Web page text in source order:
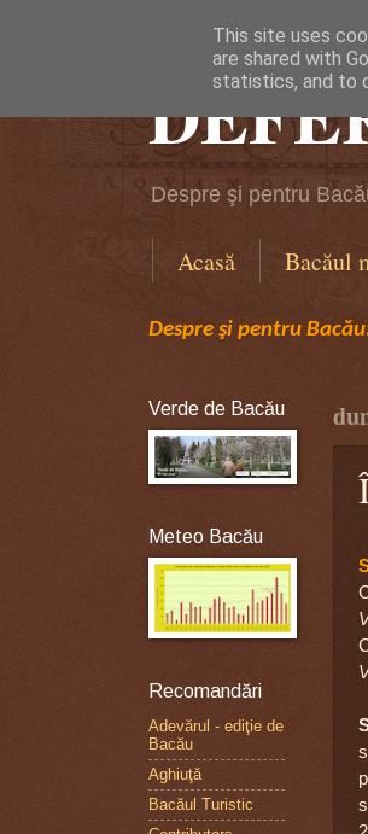
Despre şi pentru
Acasă Bacăul
Despre şi pentru
Verde de Bacău
Meteo Bacău
Recomandări
Adevărul - ediţie de
Bacău
Aghiuţă
Bacăul Turistic
This site uses
are shared with
statistics, and to